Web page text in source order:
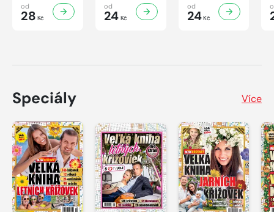
od
28 Kč
od
24Kč
od
24Kč
Speciály Více